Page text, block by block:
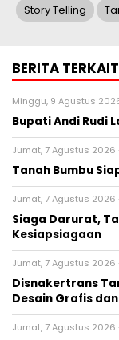
Story Telling
BERITA TERKAIT
Minggu, 9 Agustus
Bupati Andi Rudi
Jumat, 7 Agustus 2026
Tanah Bumbu
Jumat, 7 Agustus 2026
Siaga Darurat,
Kesiapsiagaan
Jumat, 7 Agustus 2026 -
Disnakertrans
Desain Grafis
Jumat, 7 Agustus 2026